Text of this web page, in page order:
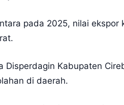
pada 2025, nilai
Disperdagin Kabupaten
di daerah.